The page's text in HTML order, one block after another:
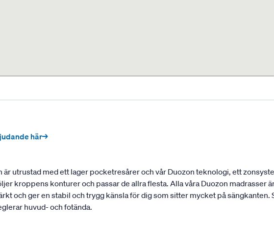
här→
är utrustad med ett lager pocketresårer och vår Duozon teknologi, ett
kroppens konturer och passar de allra flesta. Alla våra Duozon madrasser
och ger en stabil och trygg känsla för dig som sitter mycket på
huvud- och fotända.